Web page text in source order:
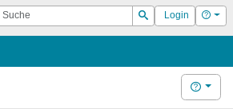
Suche
Suchen
Login Hilfe
Hilfe